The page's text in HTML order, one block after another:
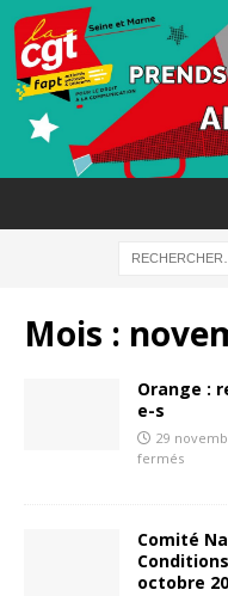
Mois :
Orange :
e-s
29
fermés
Comité
octobre